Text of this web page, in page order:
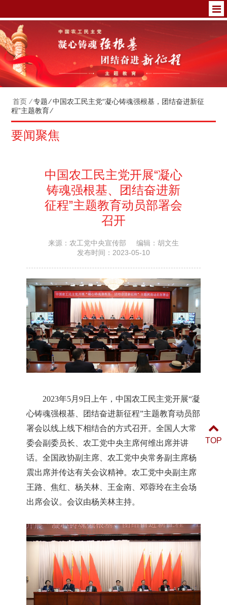
首页 ⁄专题⁄中国农工民主党“凝心铸魂强根基，团结奋进新征
程”主题教育⁄
要闻聚焦
中国农工民主党开展“凝心
铸魂强根基、团结奋进新
征程”主题教育动员部署会
召开
来源：农工党中央宣传部
编辑：胡文生
发布时间：2023-05-10
2023年5月9日上午，中国农工民主党开展“凝
心铸魂强根基、团结奋进新征程”主题教育动员部
署会以线上线下相结合的方式召开。全国人大常
委会副委员长、农工党中央主席何维出席并讲
话。全国政协副主席、农工党中央常务副主席杨
震出席并传达有关会议精神。农工党中央副主席
王路、焦红、杨关林、王金南、邓蓉玲在主会场
出席会议。会议由杨关林主持。
TOP